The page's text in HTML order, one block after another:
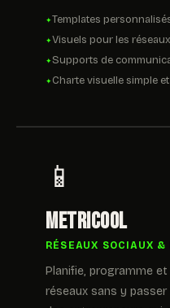
Templates
Visuels pour les
Supports de
Charte visuelle simple
📱
Metricool
RÉSEAUX SOCIAUX
Planifie, programme
réseaux sans y passer